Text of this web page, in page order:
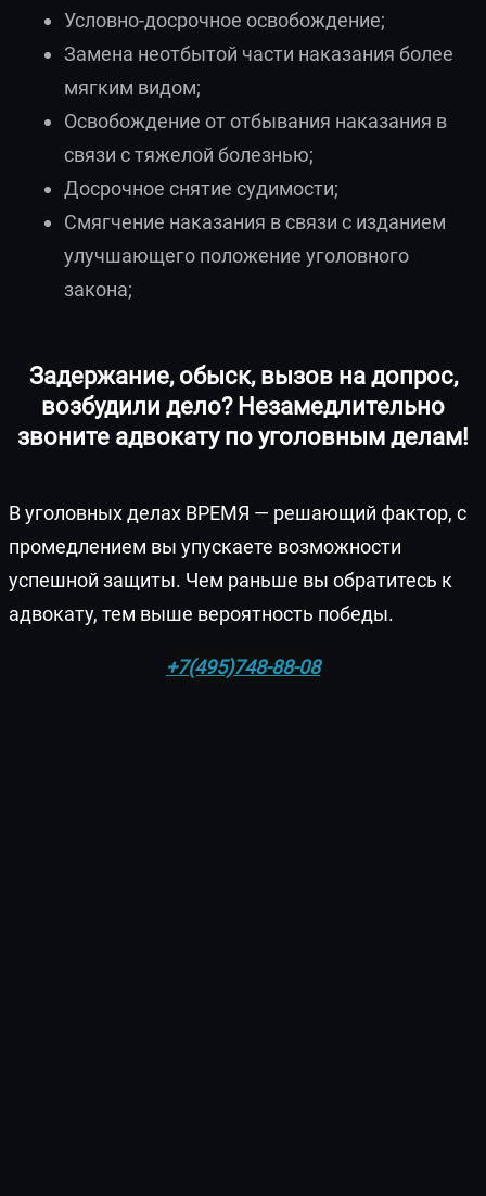
Условно-досрочное освобождение;
Замена неотбытой части наказания более
мягким видом;
Освобождение от отбывания наказания в
связи с тяжелой болезнью;
Досрочное снятие судимости;
Смягчение наказания в связи с изданием
улучшающего положение уголовного
закона;
Задержание, обыск, вызов на допрос,
возбудили дело? Незамедлительно
звоните адвокату по уголовным делам!
В уголовных делах ВРЕМЯ — решающий фактор, с
промедлением вы упускаете возможности
успешной защиты. Чем раньше вы обратитесь к
адвокату, тем выше вероятность победы.
+7(495)748-88-08